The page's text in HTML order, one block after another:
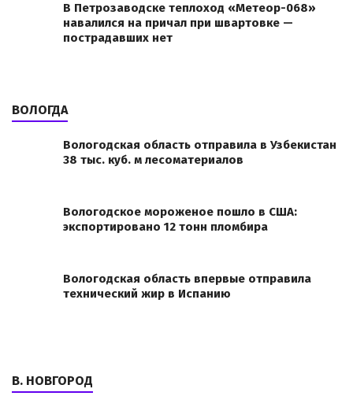
В Петрозаводске теплоход «Метеор-068»
навалился на причал при швартовке —
пострадавших нет
ВОЛОГДА
Вологодская область отправила в Узбекистан
38 тыс. куб. м лесоматериалов
Вологодское мороженое пошло в США:
экспортировано 12 тонн пломбира
Вологодская область впервые отправила
технический жир в Испанию
В. НОВГОРОД